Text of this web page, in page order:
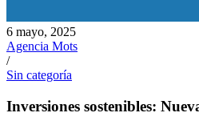
6 mayo, 2025
Agencia Mots
/
Sin categoría
Inversiones sostenibles: